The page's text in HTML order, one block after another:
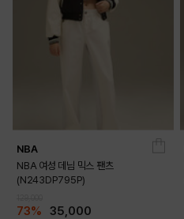
NBA
NBA 여성 데님 믹스 팬츠
(N243DP795P)
73% 35,000